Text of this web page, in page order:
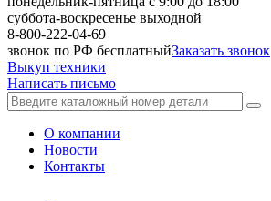
суббота-воскресенье выходной
8-800-222-04-69
звонок по РФ бесплатныйЗаказать звонок
Выкуп техники
Написать письмо
О компании
Новости
Контакты